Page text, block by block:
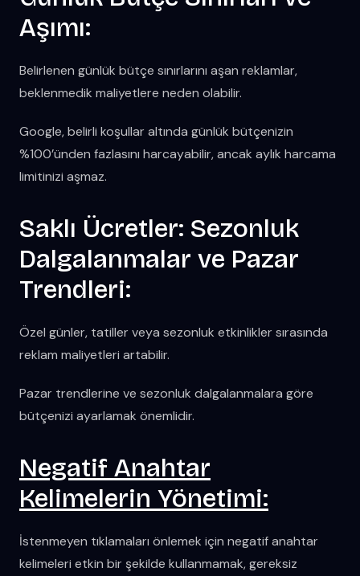
Aşımı:
Belirlenen günlük bütçe sınırlarını aşan reklamlar,
beklenmedik maliyetlere neden olabilir.
Google, belirli koşullar altında günlük bütçenizin
%100’ünden fazlasını harcayabilir, ancak aylık harcama
limitinizi aşmaz.
Saklı Ücretler: Sezonluk
Dalgalanmalar ve Pazar
Trendleri:
Özel günler, tatiller veya sezonluk etkinlikler sırasında
reklam maliyetleri artabilir.
Pazar trendlerine ve sezonluk dalgalanmalara göre
bütçenizi ayarlamak önemlidir.
Negatif Anahtar
Kelimelerin Yönetimi:
İstenmeyen tıklamaları önlemek için negatif anahtar
kelimeleri etkin bir şekilde kullanmamak, gereksiz